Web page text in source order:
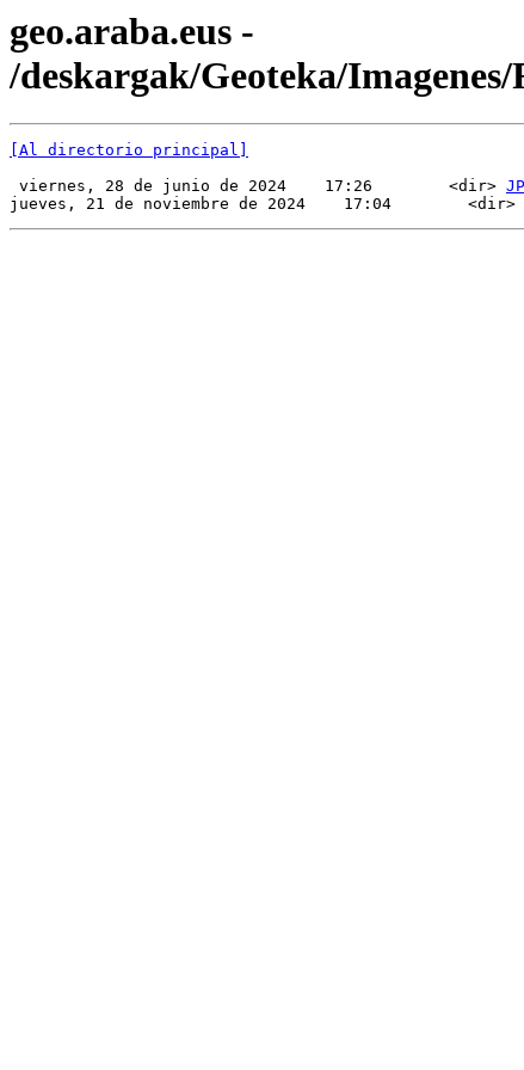
geo.araba.eus -
/deskargak/Geoteka/
[Al directorio principal]
viernes, 28 de junio de 2024    17:26        <dir>
jueves, 21 de noviembre de 2024    17:04        <dir>